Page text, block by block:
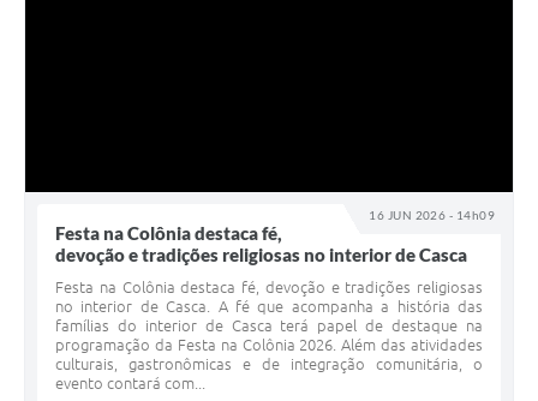
16 JUN 2026 - 14h09
Festa na Colônia destaca fé,
devoção e tradições religiosas no interior de Casca
Festa na Colônia destaca fé, devoção e tradições religiosas
no interior de Casca. A fé que acompanha a história das
famílias do interior de Casca terá papel de destaque na
programação da Festa na Colônia 2026. Além das atividades
culturais, gastronômicas e de integração comunitária, o
evento contará com...